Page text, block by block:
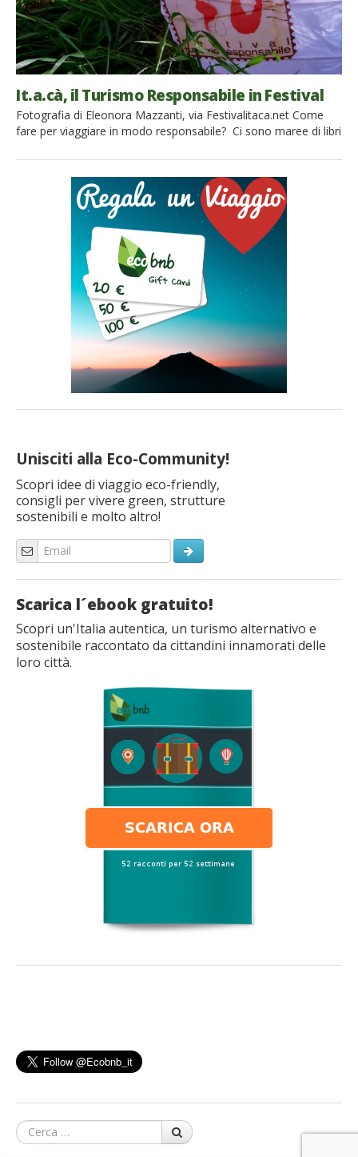
Unisciti alla Eco-Community!
Scopri idee di viaggio eco-friendly,
consigli per vivere green, strutture
sostenibili e molto altro!
Scarica l´ebook gratuito!
Scopri un'Italia autentica, un turismo alternativo e
sostenibile raccontato da cittandini innamorati delle
loro città.
Cerca
It.a.cà, il Turismo Responsabile in Festival
Fotografia di Eleonora Mazzanti, via Festivalitaca.net Come
fare per viaggiare in modo responsabile? Ci sono maree di libri
piacerebbe proporvi un modo per scoprirlo vivendolo in prima
persona! E’ It.a.cà, il festival dedicato al Turismo Responsabile,
che si terrà in Emilia Romagna dal […]